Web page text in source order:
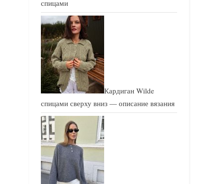
спицами
Кардиган Wilde
спицами сверху вниз — описание вязания